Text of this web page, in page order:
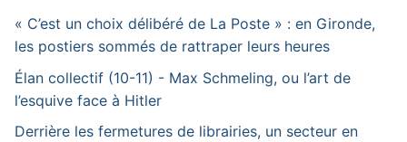
« C’est un choix délibéré de La Poste » : en Gironde,
les postiers sommés de rattraper leurs heures
Élan collectif (10-11) - Max Schmeling, ou l’art de
l’esquive face à Hitler
Derrière les fermetures de librairies, un secteur en